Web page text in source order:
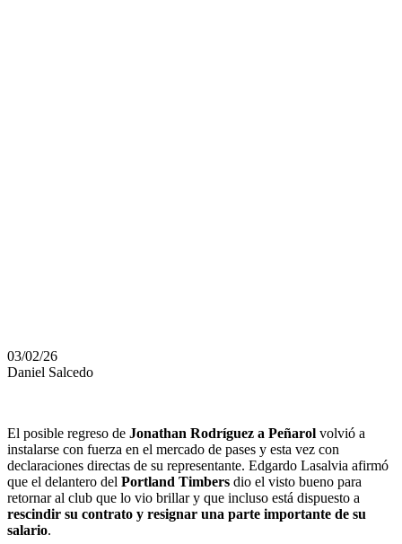
03/02/26
Daniel Salcedo
El posible regreso de Jonathan Rodríguez a Peñarol volvió a
instalarse con fuerza en el mercado de pases y esta vez con
declaraciones directas de su representante. Edgardo Lasalvia afirmó
que el delantero del Portland Timbers dio el visto bueno para
retornar al club que lo vio brillar y que incluso está dispuesto a
rescindir su contrato y resignar una parte importante de su
salario.